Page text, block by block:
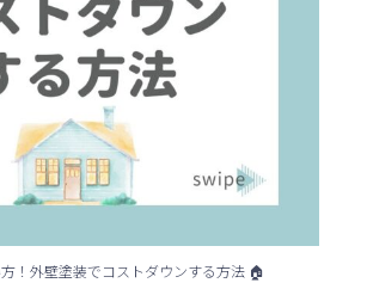
！外壁塗装でコストダウンする方法 🏠